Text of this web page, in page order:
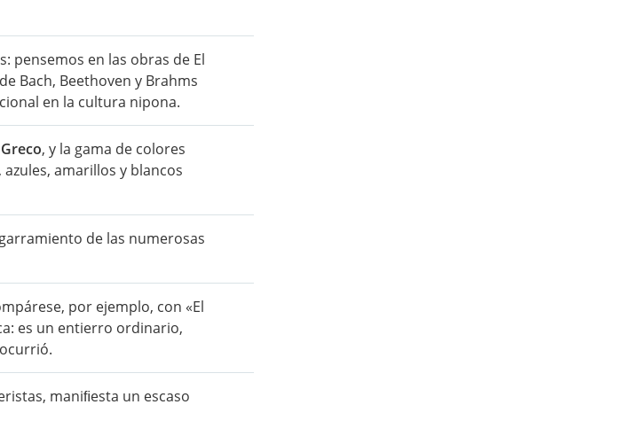
pensemos en las obras de El
Bach, Beethoven y Brahms
en la cultura nipona.
Greco, y la gama de colores
amarillos y blancos
de las numerosas
por ejemplo, con «El
es un entierro ordinario,
maniﬁesta un escaso